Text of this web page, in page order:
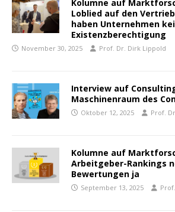
Kolumne auf
Loblied auf den
haben Unternehmen
Existenzberechtigung
November 30, 2025 Prof. Dr. Dirk Lippold
Interview auf
Maschinenraum des
Oktober 12, 2025 Prof.
Kolumne auf
Arbeitgeber-Rankings
Bewertungen ja
September 13, 2025